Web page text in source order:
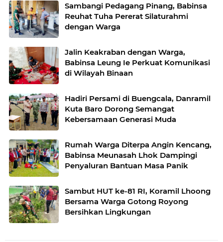
Sambangi Pedagang Pinang, Babinsa
Reuhat Tuha Pererat Silaturahmi
dengan Warga
Jalin Keakraban dengan Warga,
Babinsa Leung Ie Perkuat Komunikasi
di Wilayah Binaan
Hadiri Persami di Buengcala, Danramil
Kuta Baro Dorong Semangat
Kebersamaan Generasi Muda
Rumah Warga Diterpa Angin Kencang,
Babinsa Meunasah Lhok Dampingi
Penyaluran Bantuan Masa Panik
Sambut HUT ke-81 RI, Koramil Lhoong
Bersama Warga Gotong Royong
Bersihkan Lingkungan